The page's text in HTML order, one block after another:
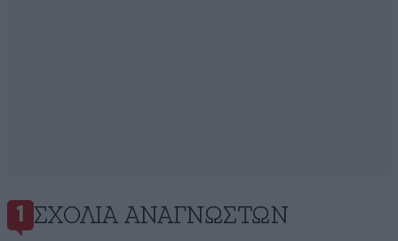
1 ΣΧΌΛΙΑ ΑΝΑΓΝΩΣΤΏΝ